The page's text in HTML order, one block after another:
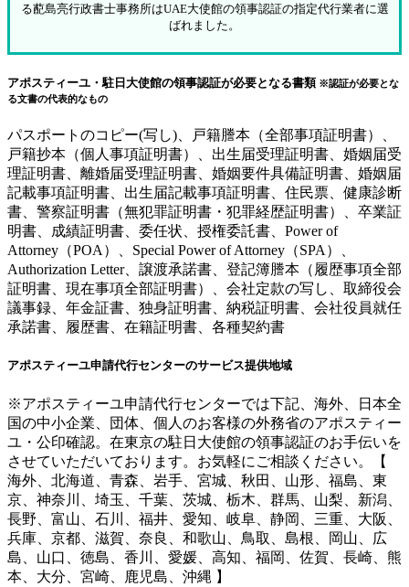
る蓜島亮行政書士事務所はUAE大使館の領事認証の指定代行業者に選
ばれました。
アポスティーユ・駐日大使館の領事認証が必要となる書類 ※認証が必要とな
る文書の代表的なもの
パスポートのコピー(写し)、戸籍謄本（全部事項証明書）、
戸籍抄本（個人事項証明書）、出生届受理証明書、婚姻届受
理証明書、離婚届受理証明書、婚姻要件具備証明書、婚姻届
記載事項証明書、出生届記載事項証明書、住民票、健康診断
書、警察証明書（無犯罪証明書・犯罪経歴証明書）、卒業証
明書、成績証明書、委任状、授権委託書、Power of
Attorney（POA）、Special Power of Attorney（SPA）、
Authorization Letter、譲渡承諾書、登記簿謄本（履歴事項全部
証明書、現在事項全部証明書）、会社定款の写し、取締役会
議事録、年金証書、独身証明書、納税証明書、会社役員就任
承諾書、履歴書、在籍証明書、各種契約書
アポスティーユ申請代行センターのサービス提供地域
※アポスティーユ申請代行センターでは下記、海外、日本全
国の中小企業、団体、個人のお客様の外務省のアポスティー
ユ・公印確認。在東京の駐日大使館の領事認証のお手伝いを
させていただいております。お気軽にご相談ください。【
海外、北海道、青森、岩手、宮城、秋田、山形、福島、東
京、神奈川、埼玉、千葉、茨城、栃木、群馬、山梨、新潟、
長野、富山、石川、福井、愛知、岐阜、静岡、三重、大阪、
兵庫、京都、滋賀、奈良、和歌山、鳥取、島根、岡山、広
島、山口、徳島、香川、愛媛、高知、福岡、佐賀、長崎、熊
本、大分、宮崎、鹿児島、沖縄 】